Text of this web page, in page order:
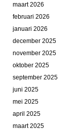
maart 2026
februari 2026
januari 2026
december 2025
november 2025
oktober 2025
september 2025
juni 2025
mei 2025
april 2025
maart 2025